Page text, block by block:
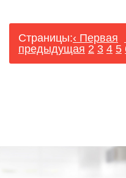
Страницы:‹ Первая
предыдущая 2 3 4 5